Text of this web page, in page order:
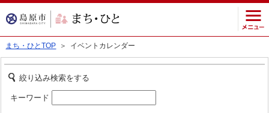
まち・ひとTOP ＞ イベントカレンダー
絞り込み検索をする
キーワード